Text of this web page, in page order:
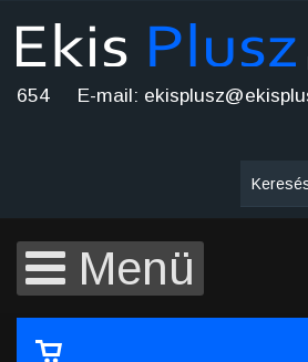
654 E-mail:
Menü